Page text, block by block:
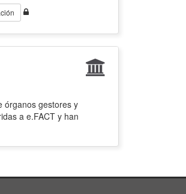
órganos gestores y
a e.FACT y han